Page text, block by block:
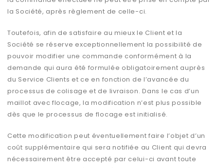
la Société, après règlement de celle-ci.
Toutefois, afin de satisfaire au mieux le Client et la
Société se réserve exceptionnellement la possibilité de
pouvoir modifier une commande conformément à la
demande qui aura été formulée obligatoirement auprès
du Service Clients et ce en fonction de l’avancée du
processus de colisage et de livraison. Dans le cas d’un
maillot avec flocage, la modification n’est plus possible
dès que le processus de flocage est initialisé.
Cette modification peut éventuellement faire l’objet d’un
coût supplémentaire qui sera notifiée au Client qui devra
nécessairement être accepté par celui-ci avant toute